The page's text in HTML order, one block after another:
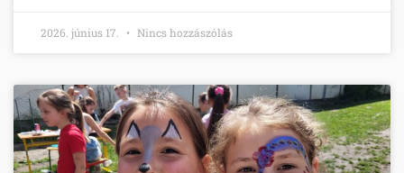
2026. június 17. Nincs hozzászólás